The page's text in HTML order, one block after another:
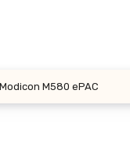
M580 ePAC